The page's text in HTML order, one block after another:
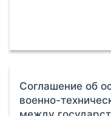
Соглашение об
военно-